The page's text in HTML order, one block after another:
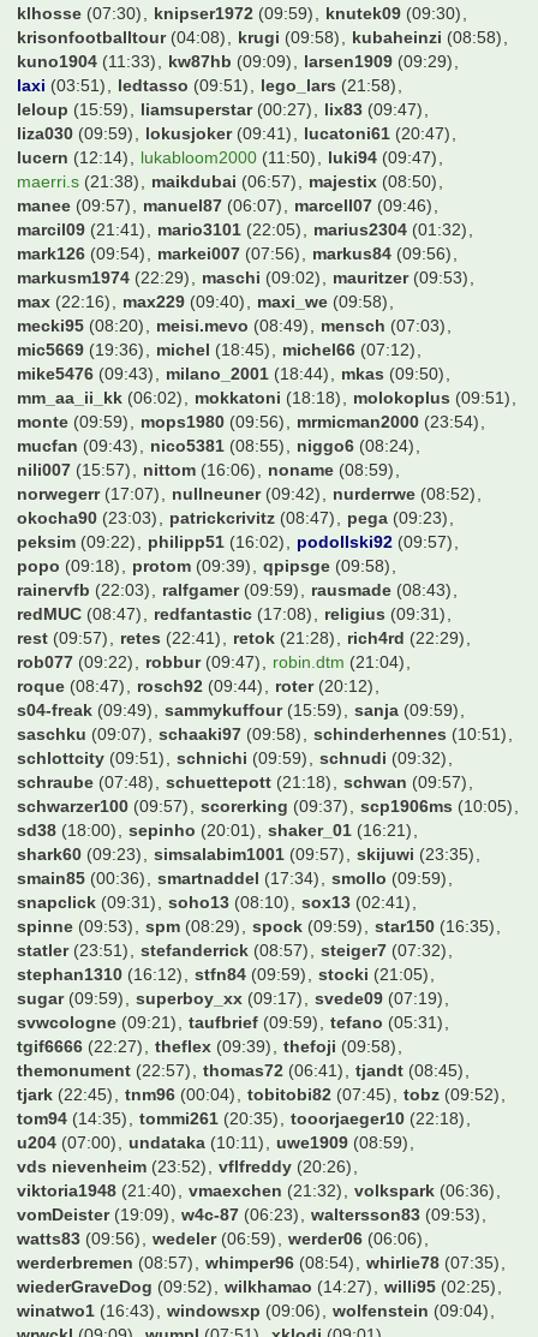
klhosse (07:30) knipser1972 (09:59) knutek09 (09:30)
krisonfootballtour(04:08) krugi (09:58) kubaheinzi (08:58)
kuno1904 (11:33) kw87hb (09:09) larsen1909 (09:29)
laxi (03:51) ledtasso (09:51) lego_lars (21:58)
leloup (15:59) liamsuperstar(00:27) lix83 (09:47)
liza030 (09:59) lokusjoker(09:41) lucatoni61 (20:47)
lucern (12:14) lukabloom2000 (11:50) luki94 (09:47)
maerri.s (21:38) maikdubai (06:57) majestix (08:50)
manee (09:57) manuel87 (06:07) marcell07 (09:46)
marcil09 (21:41) mario3101 (22:05) marius2304 (01:32)
mark126 (09:54) markei007 (07:56) markus84 (09:56)
markusm1974 (22:29) maschi (09:02) mauritzer(09:53)
max (22:16) max229 (09:40) maxi_we (09:58)
mecki95 (08:20) meisi.mevo (08:49) mensch (07:03)
mic5669 (19:36) michel (18:45) michel66 (07:12)
mike5476 (09:43) milano_2001 (18:44) mkas (09:50)
mm_aa_ii_kk (06:02) mokkatoni (18:18) molokoplus (09:51)
monte (09:59) mops1980 (09:56) mrmicman2000 (23:54)
mucfan (09:43) nico5381 (08:55) niggo6 (08:24)
nili007 (15:57) nittom (16:06) noname (08:59)
norwegerr(17:07) nullneuner(09:42) nurderrwe (08:52)
okocha90 (23:03) patrickcrivitz (08:47) pega (09:23)
peksim (09:22) philipp51 (16:02) podollski92 (09:57)
popo (09:18) protom (09:39) qpipsge (09:58)
rainervfb (22:03) ralfgamer(09:59) rausmade (08:43)
redMUC (08:47) redfantastic (17:08) religius (09:31)
rest (09:57) retes (22:41) retok (21:28) rich4rd (22:29)
rob077 (09:22) robbur(09:47) robin.dtm (21:04)
roque (08:47) rosch92 (09:44) roter(20:12)
s04-freak (09:49) sammykuffour(15:59) sanja (09:59)
saschku (09:07) schaaki97 (09:58) schinderhennes (10:51)
schlottcity (09:51) schnichi (09:59) schnudi (09:32)
schraube (07:48) schuettepott (21:18) schwan (09:57)
schwarzer100 (09:57) scorerking (09:37) scp1906ms (10:05)
sd38 (18:00) sepinho (20:01) shaker_01 (16:21)
shark60 (09:23) simsalabim1001 (09:57) skijuwi (23:35)
smain85 (00:36) smartnaddel (17:34) smollo (09:59)
snapclick (09:31) soho13 (08:10) sox13 (02:41)
spinne (09:53) spm (08:29) spock (09:59) star150 (16:35)
statler(23:51) stefanderrick (08:57) steiger7 (07:32)
stephan1310 (16:12) stfn84 (09:59) stocki (21:05)
sugar(09:59) superboy_xx (09:17) svede09 (07:19)
svwcologne (09:21) taufbrief (09:59) tefano (05:31)
tgif6666 (22:27) theflex (09:39) thefoji (09:58)
themonument (22:57) thomas72 (06:41) tjandt (08:45)
tjark (22:45) tnm96 (00:04) tobitobi82 (07:45) tobz (09:52)
tom94 (14:35) tommi261 (20:35) tooorjaeger10 (22:18)
u204 (07:00) undataka (10:11) uwe1909 (08:59)
vds nievenheim (23:52) vflfreddy (20:26)
viktoria1948 (21:40) vmaexchen (21:32) volkspark (06:36)
vomDeister(19:09) w4c-87 (06:23) waltersson83 (09:53)
watts83 (09:56) wedeler(06:59) werder06 (06:06)
werderbremen (08:57) whimper96 (08:54) whirlie78 (07:35)
wiederGraveDog (09:52) wilkhamao (14:27) willi95 (02:25)
winatwo1 (16:43) windowsxp (09:06) wolfenstein (09:04)